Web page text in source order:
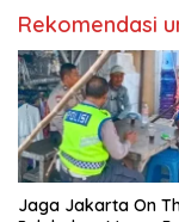
Rekomendasi
Jaga Jakarta On